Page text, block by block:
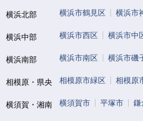
横浜北部 横浜市鶴見区 横浜市
横浜中部 横浜市西区 横浜市中
横浜南部 横浜市南区 横浜市磯
相模原・県央 相模原市緑区 相模原
横須賀・湘南 横須賀市 平塚市 鎌